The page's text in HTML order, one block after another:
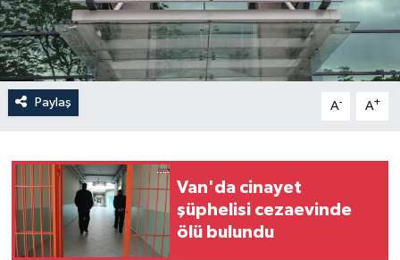
Paylaş A- A+
Van'da cinayet
şüphelisi cezaevinde
ölü bulundu
Yaşam